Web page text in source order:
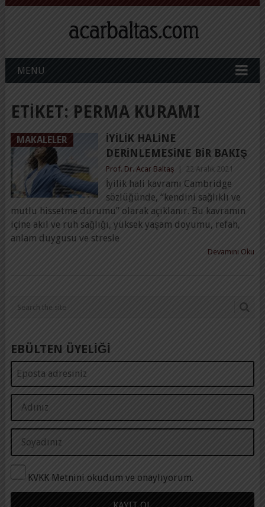
MENU
ETIKET: PERMA KURAMI
MAKALELER
İYILIK HALINE
DERINLEMESINE BIR BAKIŞ
Prof. Dr. Acar Baltaş 22 Aralık 2021
İyilik hali kavramı Cambridge
sözlüğünde, “kendini sağlıklı ve
mutlu hissetme durumu” olarak açıklanır. Bu kavramın
içine akıl ve ruh sağlığı, yüksek yaşam doyumu, refah,
anlam duygusu ve stresle
Devamını Oku
EBÜLTEN ÜYELİĞİ
KVKK Metnini okudum ve onaylıyorum.